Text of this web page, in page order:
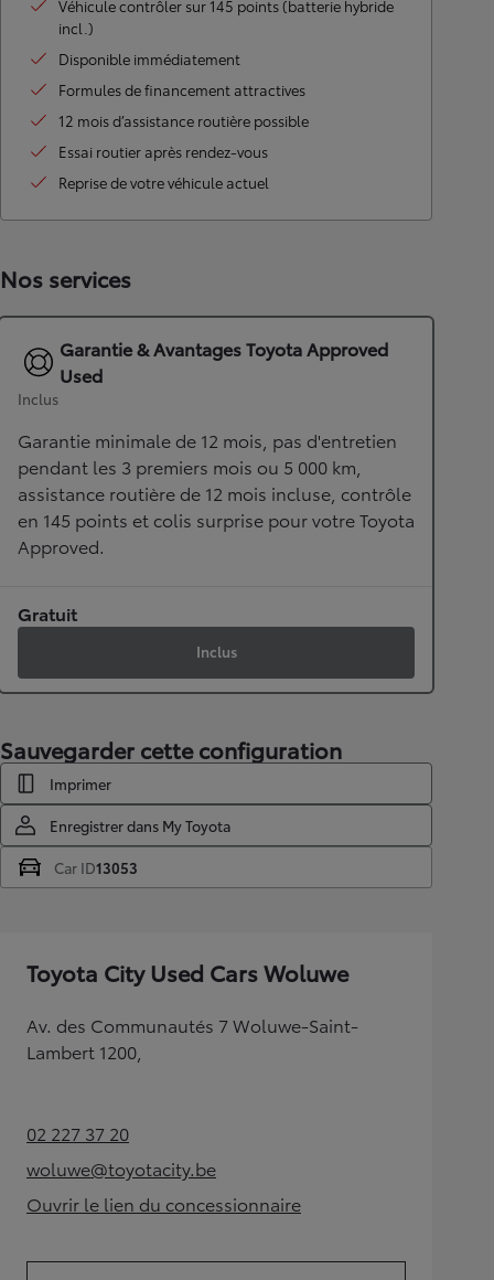
Véhicule contrôler sur 145 points (batterie hybride
incl.)
Disponible immédiatement
Formules de financement attractives
12 mois d’assistance routière possible
Essai routier après rendez-vous
Reprise de votre véhicule actuel
Nos services
Garantie & Avantages Toyota Approved
Used
Inclus
Garantie minimale de 12 mois, pas d'entretien
pendant les 3 premiers mois ou 5 000 km,
assistance routière de 12 mois incluse, contrôle
en 145 points et colis surprise pour votre Toyota
Approved.
Gratuit
Inclus
Sauvegarder cette configuration
Imprimer
Enregistrer dans My Toyota
Car ID13053
Toyota City Used Cars Woluwe
Av. des Communautés 7 Woluwe-Saint-
Lambert 1200,
02 227 37 20(Opens in new tab)
woluwe@toyotacity.be
(Opens in new tab)
Ouvrir le lien du concessionnaire
(Opens in new tab)